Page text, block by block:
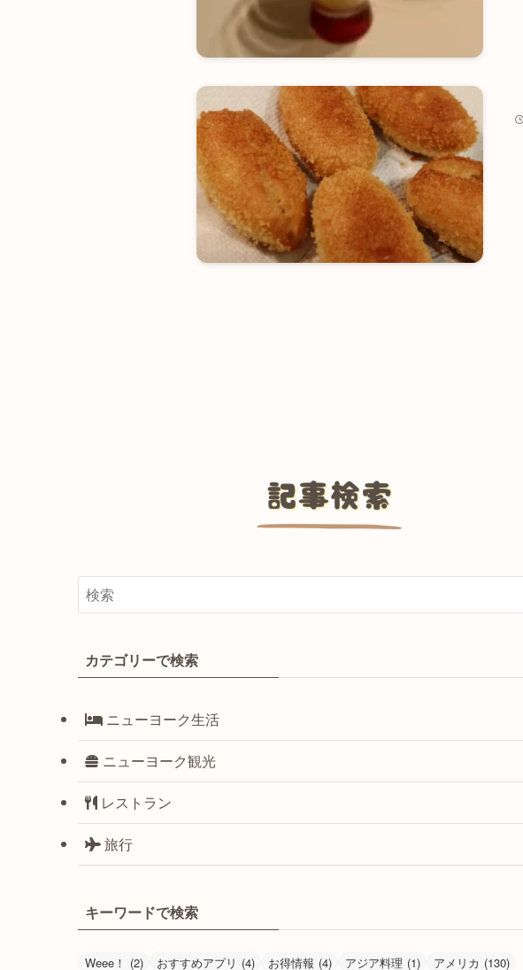
カテゴリーで検索
ニューヨーク生活
ニューヨーク観光
レストラン
旅行
キーワードで検索
Weee！ (2) おすすめアプリ (4) お得情報 (4) アジア料理 (1) アメリカ (130)